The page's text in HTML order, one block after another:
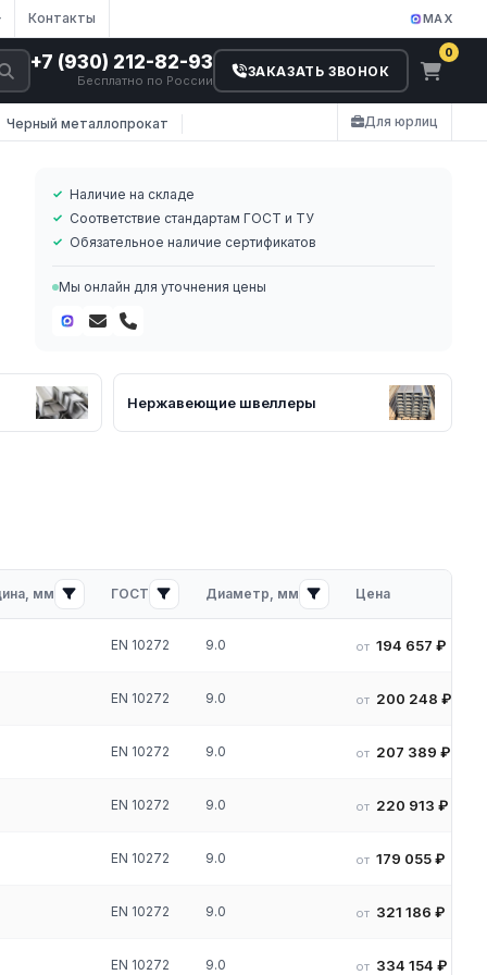
Контакты MAX
+7 (930) 212-82-93
Бесплатно по России
ЗАКАЗАТЬ ЗВОНОК
0
Черный металлопрокат Для юрлиц
Наличие на складе
Соответствие стандартам ГОСТ и ТУ
Обязательное наличие сертификатов
Мы онлайн для уточнения цены
Нержавеющие швеллеры
мм ГОСТ Диаметр, мм Цена
EN 10272 9.0 от 194 657 ₽
EN 10272 9.0 от 200 248 ₽
EN 10272 9.0 от 207 389 ₽
EN 10272 9.0 от 220 913 ₽
EN 10272 9.0 от 179 055 ₽
EN 10272 9.0 от 321 186 ₽
EN 10272 9.0 от 334 154 ₽